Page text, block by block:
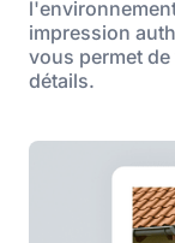
impression
vous permet
détails.